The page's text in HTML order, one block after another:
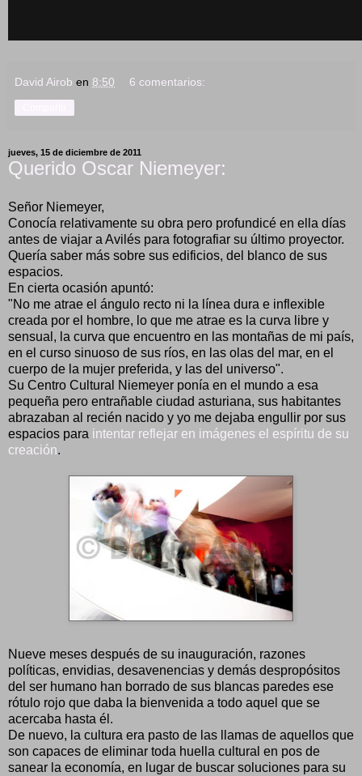
David Airob en 8:50 6 comentarios:
jueves, 15 de diciembre de 2011
Querido Oscar Niemeyer:
Señor Niemeyer,
Conocía relativamente su obra pero profundicé en ella días
antes de viajar a Avilés para fotografiar su último proyector.
Quería saber más sobre sus edificios, del blanco de sus
espacios.
En cierta ocasión apuntó:
"No me atrae el ángulo recto ni la línea dura e inflexible
creada por el hombre, lo que me atrae es la curva libre y
sensual, la curva que encuentro en las montañas de mi país,
en el curso sinuoso de sus ríos, en las olas del mar, en el
cuerpo de la mujer preferida, y las del universo".
Su Centro Cultural Niemeyer ponía en el mundo a esa
pequeña pero entrañable ciudad asturiana, sus habitantes
abrazaban al recién nacido y yo me dejaba engullir por sus
espacios para intentar reflejar en imágenes el espíritu de su
creación.
Nueve meses después de su inauguración, razones
políticas, envidias, desavenencias y demás despropósitos
del ser humano han borrado de sus blancas paredes ese
rótulo rojo que daba la bienvenida a todo aquel que se
acercaba hasta él.
De nuevo, la cultura era pasto de las llamas de aquellos que
son capaces de eliminar toda huella cultural en pos de
sanear la economía, en lugar de buscar soluciones para su